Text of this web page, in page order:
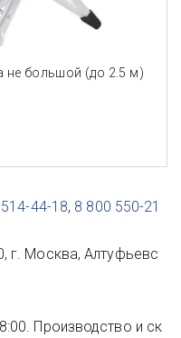
не большой (до 2.5 м)
44-18, 8 800 550-21
г. Москва,Алтуфьевс
Производство и ск